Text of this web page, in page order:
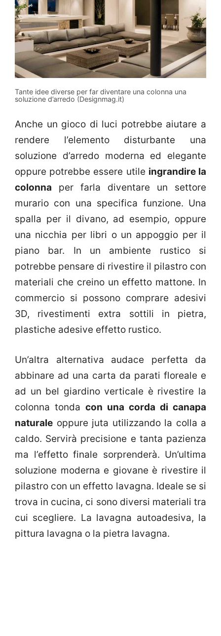
Tante idee diverse per far diventare una colonna una
soluzione d’arredo (Designmag.it)
Anche un gioco di luci potrebbe aiutare a
rendere l’elemento disturbante una
soluzione d’arredo moderna ed elegante
oppure potrebbe essere utile ingrandire la
colonna per farla diventare un settore
murario con una specifica funzione. Una
spalla per il divano, ad esempio, oppure
una nicchia per libri o un appoggio per il
piano bar. In un ambiente rustico si
potrebbe pensare di rivestire il pilastro con
materiali che creino un effetto mattone. In
commercio si possono comprare adesivi
3D, rivestimenti extra sottili in pietra,
plastiche adesive effetto rustico.
Un’altra alternativa audace perfetta da
abbinare ad una carta da parati floreale e
ad un bel giardino verticale è rivestire la
colonna tonda con una corda di canapa
naturale oppure juta utilizzando la colla a
caldo. Servirà precisione e tanta pazienza
ma l’effetto finale sorprenderà. Un’ultima
soluzione moderna e giovane è rivestire il
pilastro con un effetto lavagna. Ideale se si
trova in cucina, ci sono diversi materiali tra
cui scegliere. La lavagna autoadesiva, la
pittura lavagna o la pietra lavagna.